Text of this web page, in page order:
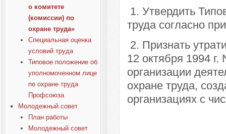
о комитете
(комиссии) по
охране труда»
Специальная оценка
условий труда
Типовое положение об
уполномоченном лице
по охране труда
Профсоюза
Молодежный совет
План работы
Молодежный совет
1. Утвердить
труда согласно
2. Признать
12 октября 1994
организации
охране труда,
организациях с